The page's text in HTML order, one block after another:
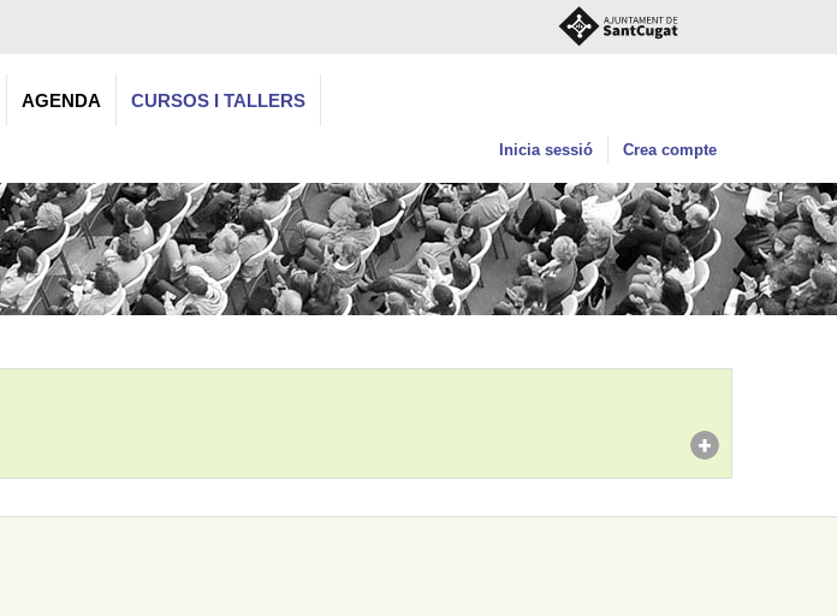
AGENDA CURSOS I TALLERS
Inicia sessió Crea compte